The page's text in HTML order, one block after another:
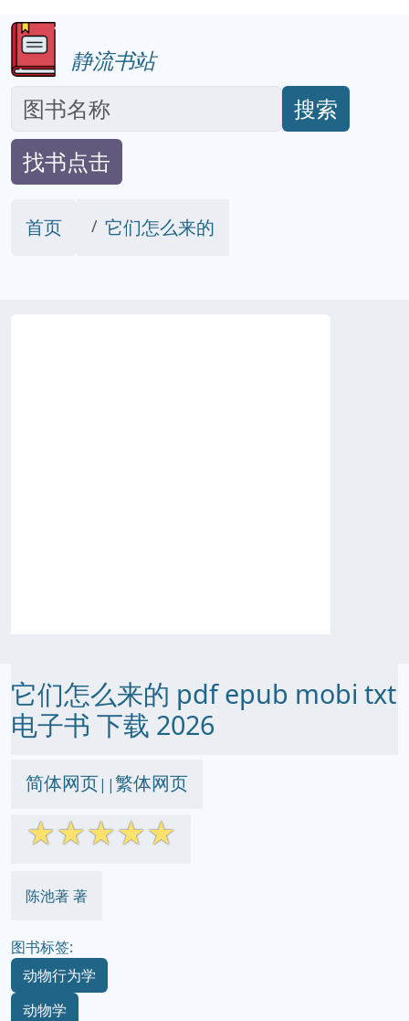
静流书站
搜索
找书点击
首页 它们怎么来的
它们怎么来的 pdf epub mobi txt
电子书 下载 2026
简体网页||繁体网页
☆☆☆☆☆
陈池著 著
图书标签:
动物行为学
动物学